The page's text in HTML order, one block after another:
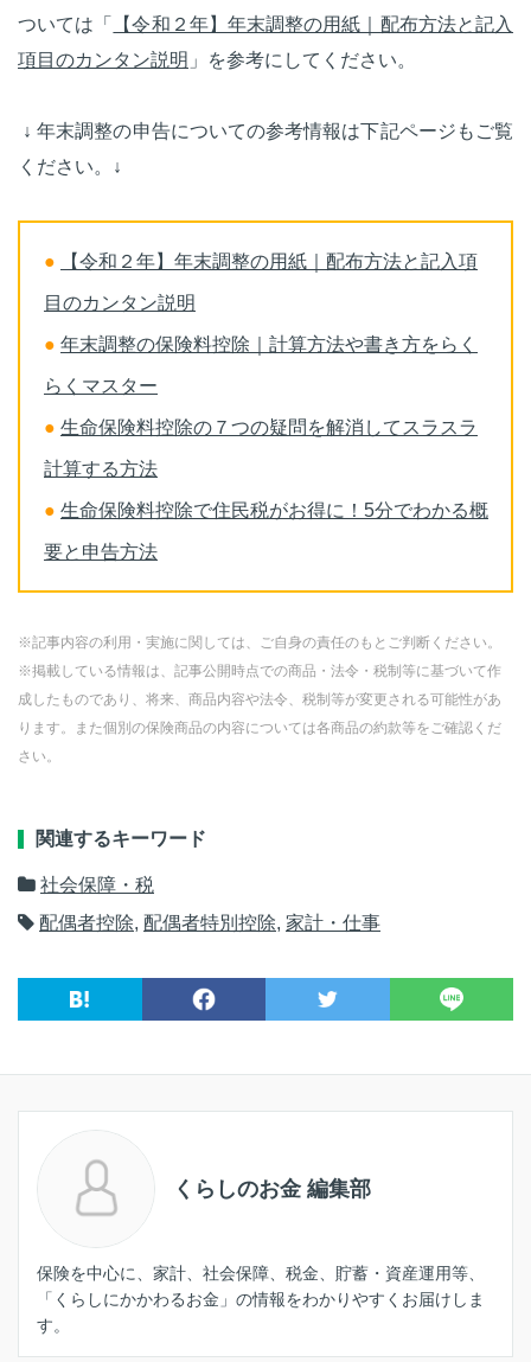
ついては「
【令和２年】年末調整の用紙｜配布方法と記入
項目のカンタン説明 」を参考にしてください。
↓ 年末調整の申告についての参考情報は下記ページもご覧
ください。
↓
● 【令和２年】年末調整の用紙｜配布方法と記入項
目のカンタン説明
● 年末調整の保険料控除｜計算方法や書き方をらく
らくマスター
● 生命保険料控除の７つの疑問を解消してスラスラ
計算する方法
● 生命保険料控除で住民税がお得に！5分でわかる概
要と申告方法
※記事内容の利用・実施に関しては、ご自身の責任のもとご判断ください。
※掲載している情報は、記事公開時点での商品・法令・税制等に基づいて作
成したものであり、将来、商品内容や法令、税制等が変更される可能性があ
ります。また個別の保険商品の内容については各商品の約款等をご確認くだ
さい。
関連するキーワード
社会保障・税
配偶者控除, 配偶者特別控除, 家計・仕事
くらしのお金 編集部
保険を中心に、家計、社会保障、税金、貯蓄・資産運用等、
「くらしにかかわるお金」の情報をわかりやすくお届けしま
す。